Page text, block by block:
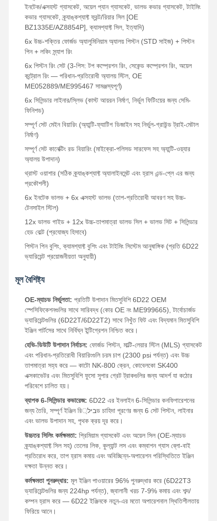
মান নিয়ন্ত্রণ
আমাদের সাথে
যোগাযোগ করুন
এখন চ্যাট করুন
কোমাটসু এক্সকাভেটর ইঞ্জিনের যন্ত্রাংশ
মিতসুবিশি এক্সকাভেটর ইঞ্জিনের যন্ত্রাংশ
ক্যাটারপিলার ইঞ্জিন যন্ত্রাংশ
কুবোটা ইঞ্জিনের অংশ
কামিন্স ইঞ্জিন অংশ
ডুসান এক্সক্যাভেটর ইঞ্জিনের যন্ত্রাংশ
ইসুজু এক্সক্যাভেটর ইঞ্জিনের অংশ
ইঞ্জিন সংযোগকারী রড
ডিজেল ইঞ্জিন ক্র্যাঙ্কশ্যাফ্ট
ডিজেল ইঞ্জিন ক্যামশ্যাফ্ট
ইঞ্জিন টার্বোচার্জার
অন্যান্য ব্র্যান্ড গ্যাসকেট কিট
ইনটেক/এক্সহস্ট গ্যাসকেট, অয়েল প্যান গ্যাসকেট, ভালভ কভার গ্যাসকেট, টাইমিং
কভার গ্যাসকেট, ক্র্যাঙ্কশ্যাফ্ট ফ্রন্ট/রিয়ার সিল [OE
BZ1335E/AZ8854P], ক্যামশ্যাফ্ট সিল, ইত্যাদি)
6x উচ্চ-শক্তির ফোর্জড অ্যালুমিনিয়াম অ্যালয় পিস্টন (STD সাইজ) + পিস্টন
পিন + লকিং স্ন্যাপ রিং
6x পিস্টন রিং সেট (3-পিস: টপ কম্প্রেশন রিং, সেকেন্ড কম্প্রেশন রিং, অয়েল
কন্ট্রোল রিং — পরিধান-প্রতিরোধী অ্যালয় স্টিল, OE
ME052889/ME995467 সামঞ্জস্যপূর্ণ)
6x সিলিন্ডার লাইনার/স্লিভ (কাস্ট আয়রন নির্মাণ, নির্ভুল ফিটিংয়ের জন্য সেমি-
ফিনিশড)
সম্পূর্ণ সেট মেইন বিয়ারিং (অ্যান্টি-ফ্যাটিগ ডিজাইন সহ নির্ভুল-গ্রাউন্ড ট্রাই-মেটাল
নির্মাণ)
সম্পূর্ণ সেট কানেক্টিং রড বিয়ারিং (মাইক্রো-পলিসড সারফেস সহ অ্যান্টি-ওয়্যার
অ্যালয় উপাদান)
থ্রাস্ট ওয়াশার (সঠিক ক্র্যাঙ্কশ্যাফ্ট অ্যালাইনমেন্ট এবং হ্রাস এন্ড-প্লে এর জন্য
প্রকৌশলী)
6x ইনটেক ভালভ + 6x এক্সহস্ট ভালভ (তাপ-প্রতিরোধী আবরণ সহ উচ্চ-
টেনসাইল স্টিল)
12x ভালভ গাইড + 12x উচ্চ-তাপমাত্রা ভালভ সিল + ভালভ সিট + সিলিন্ডার
হেড বোল্ট (প্রযোজ্য হিসাবে)
পিস্টন পিন বুশিং, ক্যামশ্যাফ্ট বুশিং এবং টাইমিং সিস্টেম আনুষাঙ্গিক (প্রতি 6D22
ভ্যারিয়েন্ট প্রয়োজনীয়তা অনুযায়ী)
মূল বৈশিষ্ট্য
OE-ম্যাচড নির্ভুলতা: প্রতিটি উপাদান মিতসুবিশি 6D22 OEM
স্পেসিফিকেশনগুলির সাথে সারিবদ্ধ (কোর OE নং ME999665), টার্বোচার্জড
ভ্যারিয়েন্টগুলির (6D22T/6D22T2) সাথে নিখুঁত ফিট এবং বিদ্যমান মিতসুবিশি
ইঞ্জিন পার্টসের সাথে নির্বিঘ্ন ইন্টিগ্রেশন নিশ্চিত করে।
হেভি-ডিউটি ​​উপাদান নির্বাচন: ফোর্জড পিস্টন, মাল্টি-লেয়ার স্টিল (MLS) গ্যাসকেট
এবং পরিধান-প্রতিরোধী বিয়ারিংগুলি চরম চাপ (2300 psi পর্যন্ত) এবং উচ্চ
তাপমাত্রা সহ্য করে — কাটো NK-800 ক্রেন, কোবেলকো SK400
এক্সকাভেটর এবং মিতসুবিশি ফুসো সুপার গ্রেট ট্রাকগুলির জন্য আদর্শ যা কঠোর
পরিবেশে চালিত হয়।
ব্যাপক 6-সিলিন্ডার কভারেজ: 6D22 এর ইনলাইন 6-সিলিন্ডার কনফিগারেশনের
জন্য তৈরি, সম্পূর্ণ ইঞ্জিন রিביל্ড চাহিদা পূরণের জন্য 6 সেট পিস্টন, লাইনার
এবং ভালভ উপাদান সহ, পৃথক ক্রয় দূর করে।
উচ্চতর সিলিং কর্মক্ষমতা: প্রিমিয়াম গ্যাসকেট এবং অয়েল সিল (OE-ম্যাচড
ক্র্যাঙ্কশ্যাফ্ট সিল সহ) তেলের লিক, কুল্যান্ট লস এবং কম্বাশন গ্যাস ব্লো-বাই
প্রতিরোধ করে, তাপ হ্রাস কমায় এবং অবিচ্ছিন্ন-অপারেশন পরিস্থিতিতে ইঞ্জিন
দক্ষতা উন্নত করে।
কর্মক্ষমতা পুনরুদ্ধার: মূল ইঞ্জিন পাওয়ারের 96% পুনরুদ্ধার করে (6D22T3
ভ্যারিয়েন্টগুলির জন্য 224hp পর্যন্ত), জ্বালানী খরচ 7-9% কমায় এবং শব্দ/
কম্পন হ্রাস করে — 6D22 ইঞ্জিনকে নতুন-এর মতো অপারেশনাল স্থিতিশীলতায়
ফিরিয়ে আনে।